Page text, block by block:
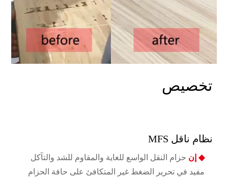
تخصيص
نظام ناقل MFS
◆ إن حزام النقل الواسع للغاية والمقاوم للشد والتآكل
مفيد في تحرير الضغط غير المتكافئ على حافة الحزام